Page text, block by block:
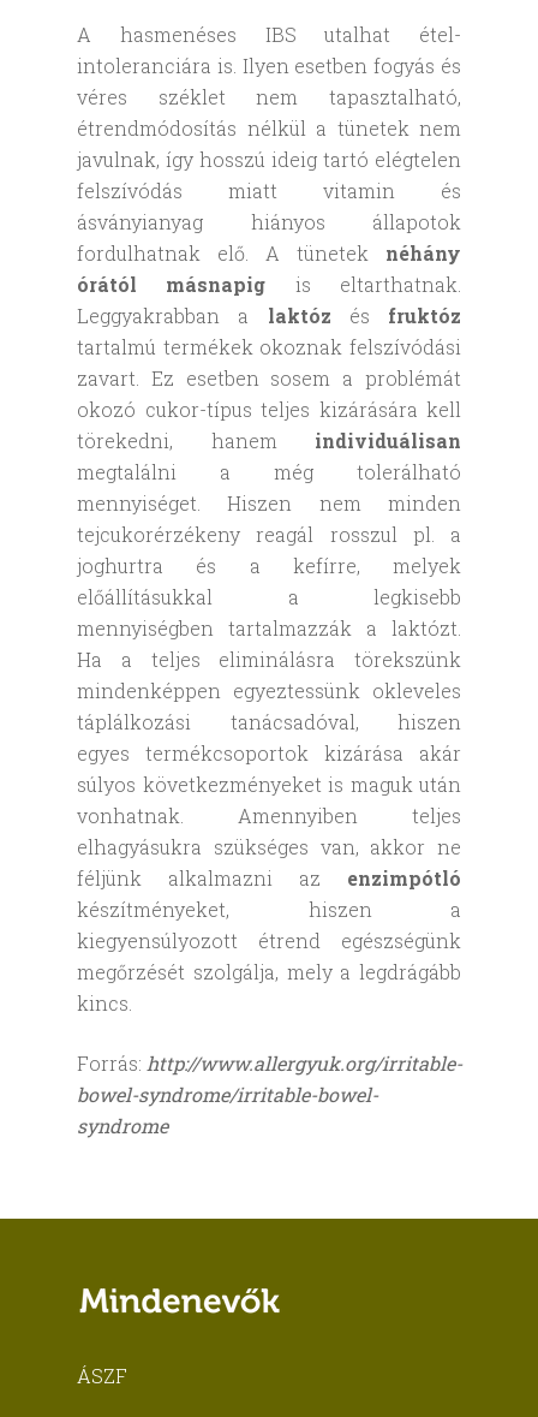
A hasmenéses IBS utalhat étel-
intoleranciára is. Ilyen esetben fogyás és
véres széklet nem tapasztalható,
étrendmódosítás nélkül a tünetek nem
javulnak, így hosszú ideig tartó elégtelen
felszívódás miatt vitamin és
ásványianyag hiányos állapotok
fordulhatnak elő. A tünetek néhány
órától másnapig is eltarthatnak.
Leggyakrabban a laktóz és fruktóz
tartalmú termékek okoznak felszívódási
zavart. Ez esetben sosem a problémát
okozó cukor-típus teljes kizárására kell
törekedni, hanem individuálisan
megtalálni a még tolerálható
mennyiséget. Hiszen nem minden
tejcukorérzékeny reagál rosszul pl. a
joghurtra és a kefírre, melyek
előállításukkal a legkisebb
mennyiségben tartalmazzák a laktózt.
Ha a teljes eliminálásra törekszünk
mindenképpen egyeztessünk okleveles
táplálkozási tanácsadóval, hiszen
egyes termékcsoportok kizárása akár
súlyos következményeket is maguk után
vonhatnak. Amennyiben teljes
elhagyásukra szükséges van, akkor ne
féljünk alkalmazni az enzimpótló
készítményeket, hiszen a
kiegyensúlyozott étrend egészségünk
megőrzését szolgálja, mely a legdrágább
kincs.
Forrás: http://www.allergyuk.org/irritable-
bowel-syndrome/irritable-bowel-
syndrome
ÁSZF